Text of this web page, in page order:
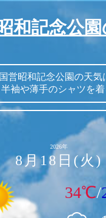
和記念公
営昭和記念公園の天気
半袖や薄手のシャツを
2026年
8月18日(火)
34℃/